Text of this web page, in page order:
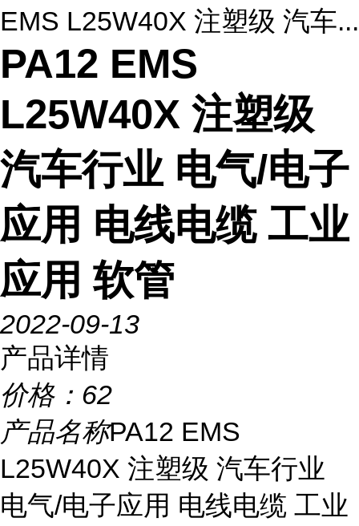
EMS L25W40X 注塑级 汽车...
PA12 EMS
L25W40X 注塑级
汽车行业 电气/电子
应用 电线电缆 工业
应用 软管
2022-09-13
产品详情
价格： 62
产品名称PA12 EMS
L25W40X 注塑级 汽车行业
电气/电子应用 电线电缆 工业